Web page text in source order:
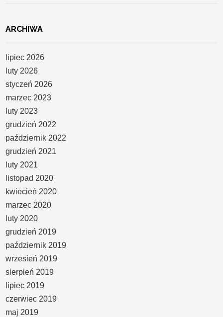
ARCHIWA
lipiec 2026
luty 2026
styczeń 2026
marzec 2023
luty 2023
grudzień 2022
październik 2022
grudzień 2021
luty 2021
listopad 2020
kwiecień 2020
marzec 2020
luty 2020
grudzień 2019
październik 2019
wrzesień 2019
sierpień 2019
lipiec 2019
czerwiec 2019
maj 2019